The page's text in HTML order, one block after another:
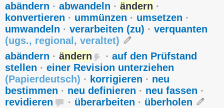
abändern · abwandeln · ändern ·
konvertieren · ummünzen · umsetzen ·
umwandeln · verarbeiten (zu) · verquanten
(ugs., regional , veraltet)
abändern · ändern · auf den Prüfstand
stellen · einer Revision unterziehen
(Papierdeutsch) · korrigieren · neu
bestimmen · neu definieren · neu fassen ·
revidieren
· überarbeiten · überholen